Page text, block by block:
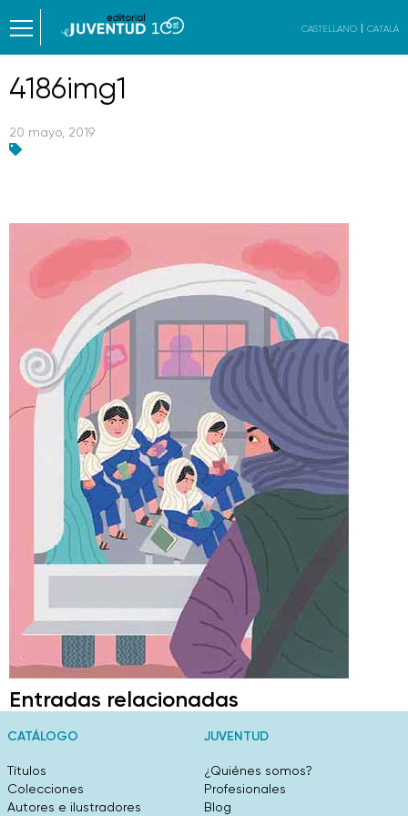
CASTELLANO CATALÀ
4186img1
20 mayo, 2019
Entradas relacionadas
CATÁLOGO
Títulos
Colecciones
Autores e ilustradores
JUVENTUD
¿Quiénes somos?
Profesionales
Blog